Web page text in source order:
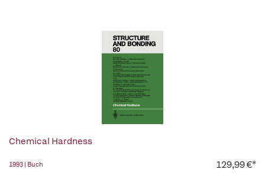
Chemical Hardness
1993 | Buch 129,99 €*